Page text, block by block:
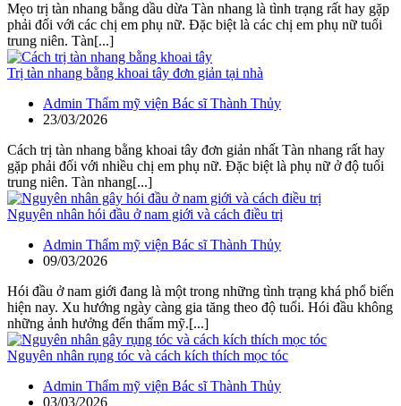
Mẹo trị tàn nhang bằng dầu dừa Tàn nhang là tình trạng rất hay gặp
phải đối với các chị em phụ nữ. Đặc biệt là các chị em phụ nữ tuổi
trung niên. Tàn[...]
Trị tàn nhang bằng khoai tây đơn giản tại nhà
Admin Thẩm mỹ viện Bác sĩ Thành Thủy
23/03/2026
Cách trị tàn nhang bằng khoai tây đơn giản nhất Tàn nhang rất hay
gặp phải đối với nhiều chị em phụ nữ. Đặc biệt là phụ nữ ở độ tuổi
trung niên. Tàn nhang[...]
Nguyên nhân hói đầu ở nam giới và cách điều trị
Admin Thẩm mỹ viện Bác sĩ Thành Thủy
09/03/2026
Hói đầu ở nam giới đang là một trong những tình trạng khá phổ biến
hiện nay. Xu hướng ngày càng gia tăng theo độ tuổi. Hói đầu không
những ảnh hưởng đến thẩm mỹ.[...]
Nguyên nhân rụng tóc và cách kích thích mọc tóc
Admin Thẩm mỹ viện Bác sĩ Thành Thủy
03/03/2026